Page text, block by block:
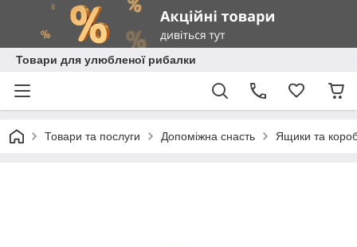
Товари для улюбленої рибалки
Товари та послуги Допоміжна снасть Ящики та